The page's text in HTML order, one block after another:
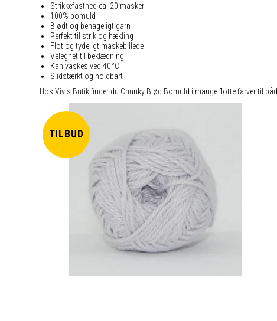
Strikkefasthed ca. 20 masker
100% bomuld
Blødt og behageligt garn
Perfekt til strik og hækling
Flot og tydeligt maskebillede
Velegnet til beklædning
Kan vaskes ved 40°C
Slidstærkt og holdbart
Hos Vivis Butik finder du Chunky Blød Bomuld i mange flotte farver til
TILBUD